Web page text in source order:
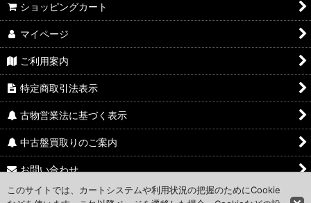
ショッピングカート
マイページ
ご利用案内
特定商取引法表示
古物営業法に基づく表示
中古盤買取りのご案内
お問い合わせ
Access Map
このサイトでは、カートシステムや利用状況の把握のためにCookie